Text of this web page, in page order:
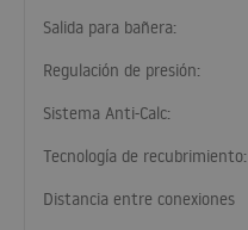
Salida para bañera:
Regulación de presión:
Sistema Anti-Calc:
Tecnología de recubrimiento:
Distancia entre conexiones